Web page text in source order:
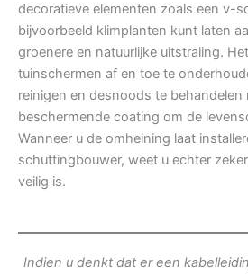
decoratieve elementen zoals een v-
bijvoorbeeld klimplanten kunt laten
groenere en natuurlijke uitstraling.
tuinschermen af en toe te
reinigen en desnoods te behandelen
beschermende coating om de
Wanneer u de omheining laat
schuttingbouwer, weet u echter
veilig is.
Indien u denkt dat er een